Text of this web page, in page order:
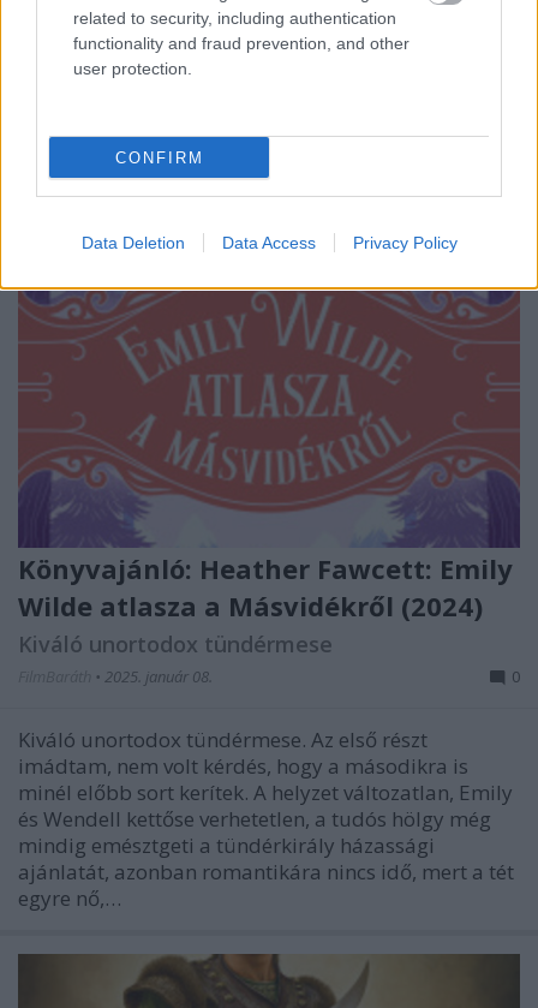
related to security, including authentication
functionality and fraud prevention, and other
user protection.
CONFIRM
Data Deletion Data Access Privacy Policy
lehet igazi mélyinterjúkat olvasni művészekkel,
mindent elönt a bulvár, a magánélet nagyobb teret
kap, mint a munka. Egy jó interjúhoz eredendően
művész,…
Könyvajánló: Heather Fawcett: Emily
Wilde atlasza a Másvidékről (2024)
Kiváló unortodox tündérmese
• 2025. január 08. 0
Kiváló unortodox tündérmese. Az első részt
imádtam, nem volt kérdés, hogy a másodikra is
minél előbb sort kerítek. A helyzet változatlan, Emily
és Wendell kettőse verhetetlen, a tudós hölgy még
mindig emésztgeti a tündérkirály házassági
ajánlatát, azonban romantikára nincs idő, mert a tét
egyre nő,…